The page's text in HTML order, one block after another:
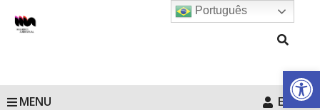
Barra de
MENU Entrar
Português